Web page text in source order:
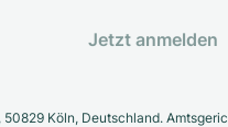
Jetzt anmelden
Köln, Deutschland.